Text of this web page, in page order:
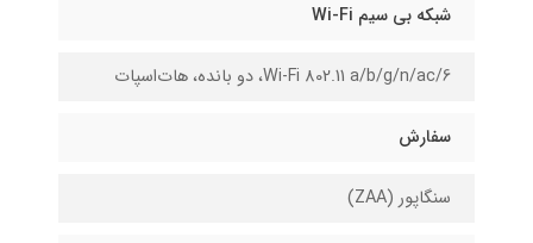
شبکه بی سیم Wi-Fi
Wi-Fi 802.11 a/b/g/n/ac/6، دو بانده، هات‌اسپات
سفارش
سنگاپور (ZAA)